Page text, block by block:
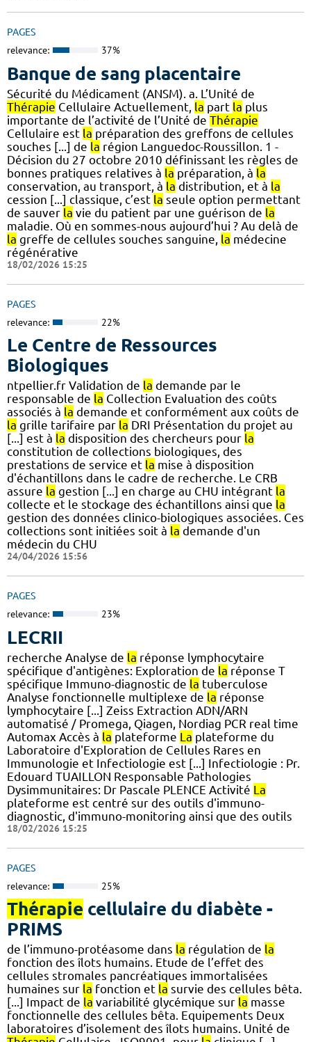
PAGES
relevance: 37%
Banque de sang placentaire
Sécurité du Médicament (ANSM). a. L’Unité de
Thérapie Cellulaire Actuellement, la part la plus
importante de l’activité de l’Unité de Thérapie
Cellulaire est la préparation des greffons de cellules
souches [...] de la région Languedoc-Roussillon. 1 -
Décision du 27 octobre 2010 définissant les règles de
bonnes pratiques relatives à la préparation, à la
conservation, au transport, à la distribution, et à la
cession [...] classique, c’est la seule option permettant
de sauver la vie du patient par une guérison de la
maladie. Où en sommes-nous aujourd’hui ? Au delà de
la greffe de cellules souches sanguine, la médecine
régénérative
18/02/2026 15:25
PAGES
relevance: 22%
Le Centre de Ressources
Biologiques
ntpellier.fr Validation de la demande par le
responsable de la Collection Evaluation des coûts
associés à la demande et conformément aux coûts de
la grille tarifaire par la DRI Présentation du projet au
[...] est à la disposition des chercheurs pour la
constitution de collections biologiques, des
prestations de service et la mise à disposition
d'échantillons dans le cadre de recherche. Le CRB
assure la gestion [...] en charge au CHU intégrant la
collecte et le stockage des échantillons ainsi que la
gestion des données clinico-biologiques associées. Ces
collections sont initiées soit à la demande d'un
médecin du CHU
24/04/2026 15:56
PAGES
relevance: 23%
LECRII
recherche Analyse de la réponse lymphocytaire
spécifique d'antigènes: Exploration de la réponse T
spécifique Immuno-diagnostic de la tuberculose
Analyse fonctionnelle multiplexe de la réponse
lymphocytaire [...] Zeiss Extraction ADN/ARN
automatisé / Promega, Qiagen, Nordiag PCR real time
Automax Accès à la plateforme La plateforme du
Laboratoire d'Exploration de Cellules Rares en
Immunologie et Infectiologie est [...] Infectiologie : Pr.
Edouard TUAILLON Responsable Pathologies
Dysimmunitaires: Dr Pascale PLENCE Activité La
plateforme est centré sur des outils d'immuno-
diagnostic, d'immuno-monitoring ainsi que des outils
18/02/2026 15:25
PAGES
relevance: 25%
Thérapie cellulaire du diabète -
PRIMS
de l’immuno-protéasome dans la régulation de la
fonction des îlots humains. Etude de l’effet des
cellules stromales pancréatiques immortalisées
humaines sur la fonction et la survie des cellules bêta.
[...] Impact de la variabilité glycémique sur la masse
fonctionnelle des cellules bêta. Equipements Deux
laboratoires d’isolement des îlots humains. Unité de